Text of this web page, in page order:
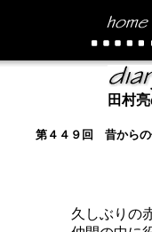
田村
第４４９回 昔からの
久しぶりの